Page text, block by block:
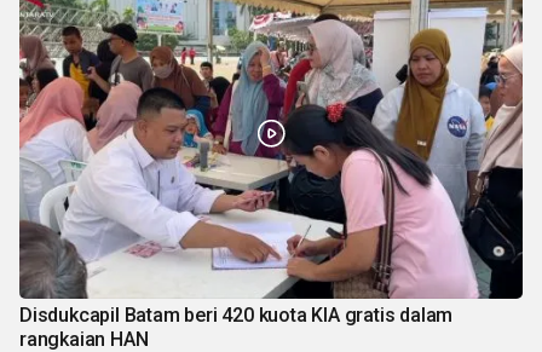
Disdukcapil Batam beri 420 kuota KIA gratis dalam
rangkaian HAN